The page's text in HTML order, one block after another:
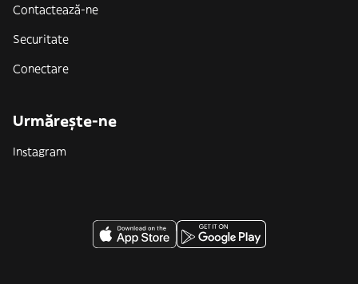
Contactează-ne
Securitate
Conectare
Urmărește-ne
Instagram